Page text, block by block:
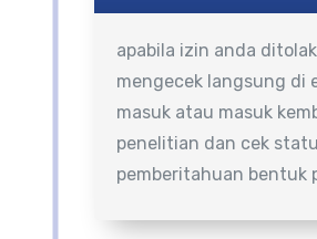
apabila izin anda
mengecek langsung di
masuk atau masuk
penelitian dan cek
pemberitahuan bentuk